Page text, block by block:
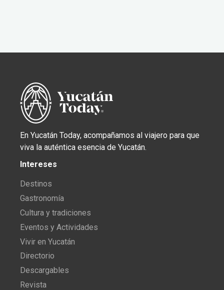
En Yucatán Today, acompañamos al viajero para que
viva la auténtica esencia de Yucatán.
Intereses
Destinos
Gastronomía
Cultura y tradiciones
Eventos y Actividades
Vivir en Yucatán
Directorio
Descargables
Revista